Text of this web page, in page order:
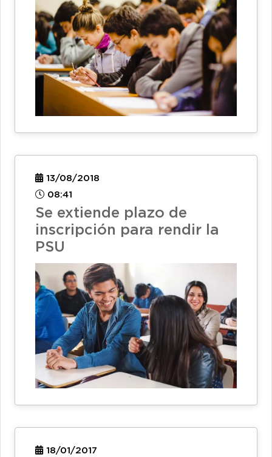
13/08/2018
08:41
Se extiende plazo de
inscripción para rendir la
PSU
18/01/2017